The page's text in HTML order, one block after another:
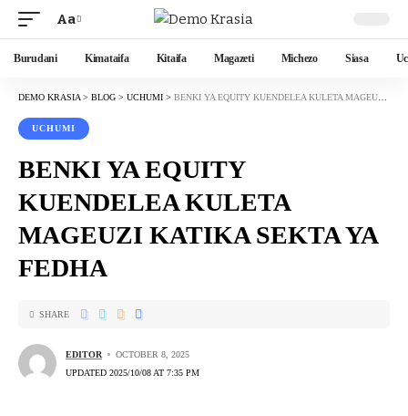
Aa
Burudani Kimataifa Kitaifa Magazeti Michezo Siasa
DEMO KRASIA > BLOG > UCHUMI > BENKI YA EQUITY KUENDELEA KULETA MAGEUZI KATIKA SEKTA YA FEDHA
UCHUMI
BENKI YA EQUITY
KUENDELEA KULETA
MAGEUZI KATIKA SEKTA YA
FEDHA
EDITOR
OCTOBER 8, 2025
UPDATED 2025/10/08 AT 7:35 PM
SHARE